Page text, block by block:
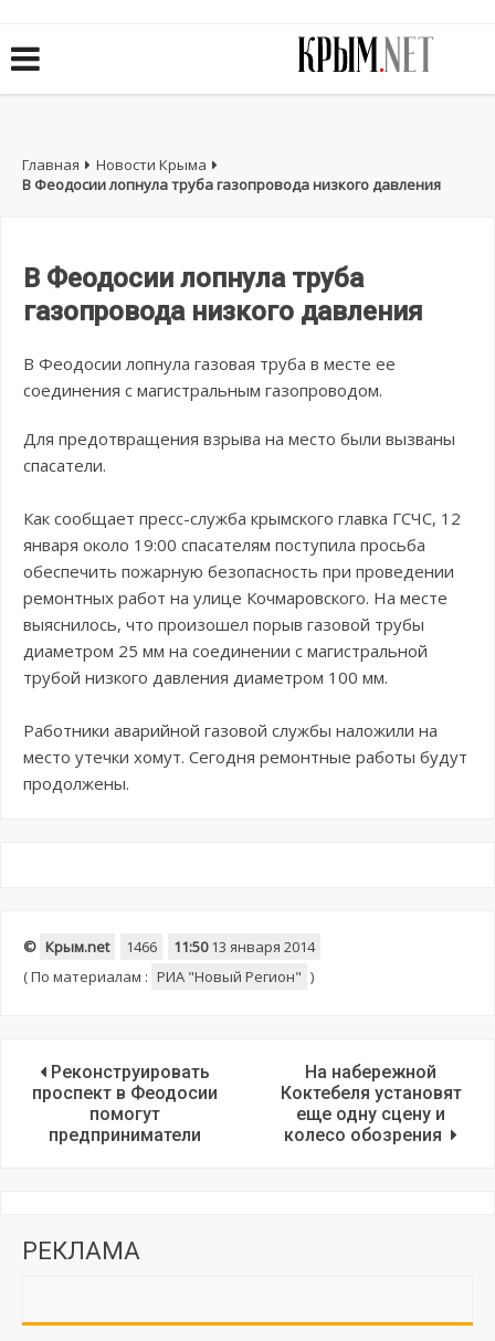
Главная
Новости Крыма
В Феодосии лопнула труба газопровода низкого давления
В Феодосии лопнула труба
газопровода низкого давления
В Феодосии лопнула газовая труба в месте ее
соединения с магистральным газопроводом.
Для предотвращения взрыва на место были вызваны
спасатели.
Как сообщает пресс-служба крымского главка ГСЧС, 12
января около 19:00 спасателям поступила просьба
обеспечить пожарную безопасность при проведении
ремонтных работ на улице Кочмаровского. На месте
выяснилось, что произошел порыв газовой трубы
диаметром 25 мм на соединении с магистральной
трубой низкого давления диаметром 100 мм.
Работники аварийной газовой службы наложили на
место утечки хомут. Сегодня ремонтные работы будут
продолжены.
© Крым.net 1466 11:5013 января 2014
(По материалам : РИА "Новый Регион" )
Реконструировать
проспект в Феодосии
помогут
предприниматели
На набережной
Коктебеля установят
еще одну сцену и
колесо обозрения
РЕКЛАМА